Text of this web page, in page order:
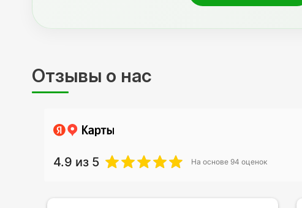
Отзывы о нас
4.9 из 5 На основе 94 оценок